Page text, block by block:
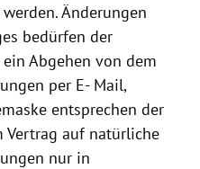
Änderungen
bedürfen der
Abgehen von dem
per E- Mail,
entsprechen der
Vertrag auf natürliche
nur in